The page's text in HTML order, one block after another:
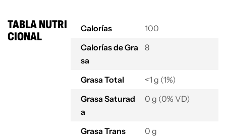
TABLA NUTRI
CIONAL
Calorías
100
Calorías de Gra
sa
8
Grasa Total
<1 g (1%)
Grasa Saturad
a
0 g (0% VD)
Grasa Trans
0 g